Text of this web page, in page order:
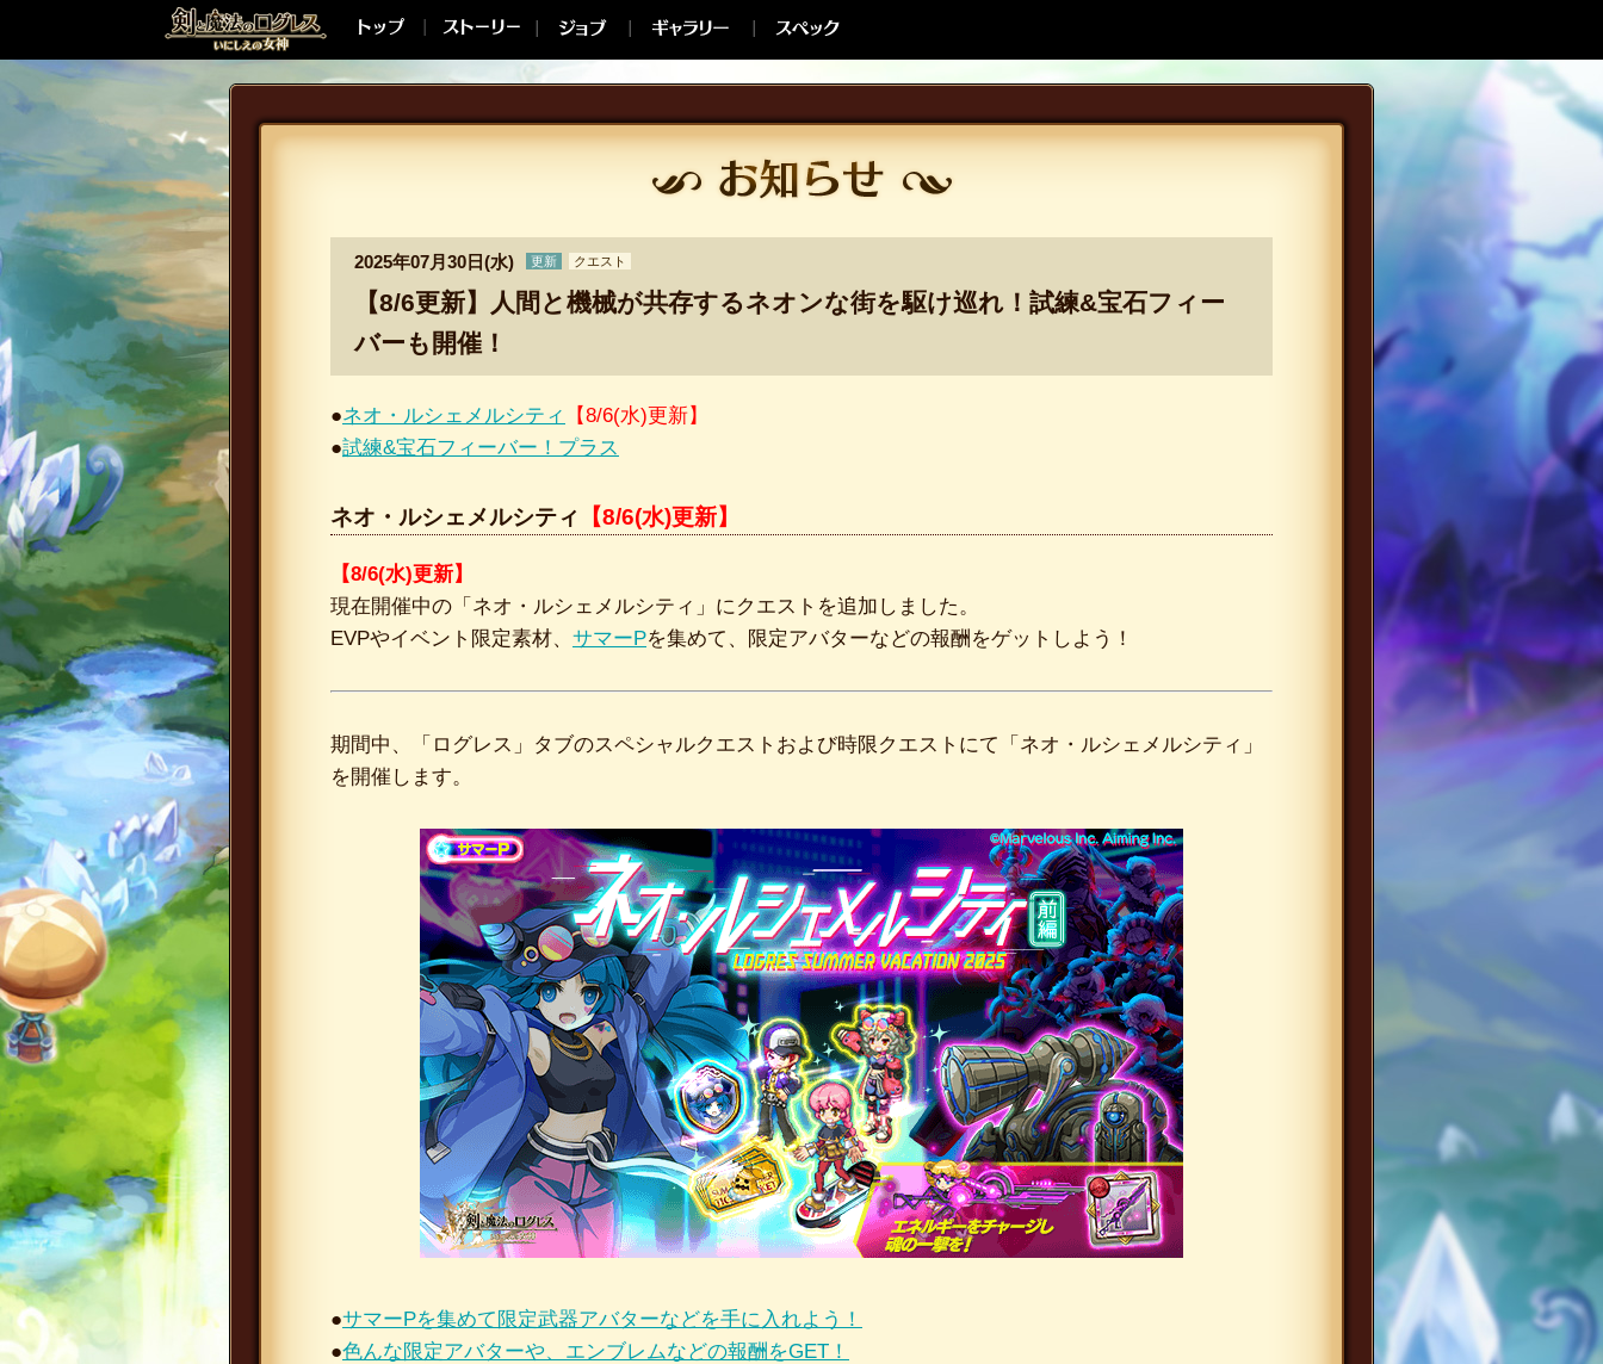
2025年07月30日(水) 更新 クエスト
【8/6更新】人間と機械が共存するネオンな街を駆け巡れ！試練&宝石フィー
バーも開催！
●ネオ・ルシェメルシティ
【8/6(水)更新】
●試練&宝石フィーバー！プラス
ネオ・ルシェメルシティ 【8/6(水)更新】
【8/6(水)更新】
現在開催中の「ネオ・ルシェメルシティ」にクエストを追加しました。
EVPやイベント限定素材、 サマーPを集めて、限定アバターなどの報酬をゲットしよう！
期間中、「ログレス」タブのスペシャルクエストおよび時限クエストにて「ネオ・ルシェメルシティ」
を開催します。
●サマーPを集めて限定武器アバターなどを手に入れよう！
●色んな限定アバターや、エンブレムなどの報酬をGET！